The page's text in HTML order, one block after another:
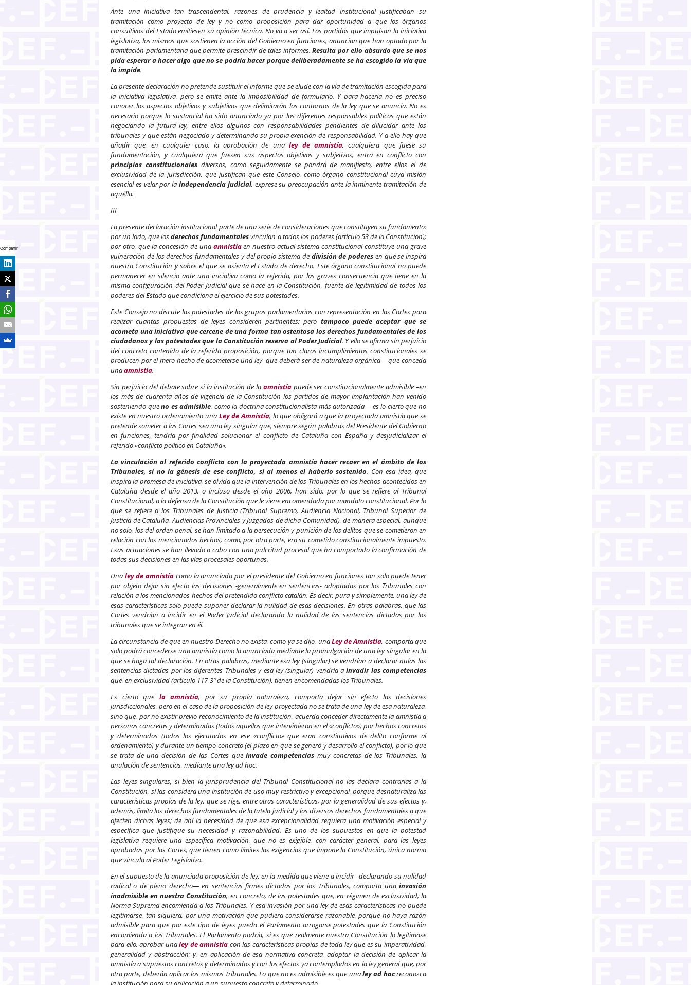
Ante una iniciativa tan trascendental, razones de prudencia y lealtad institucional justificaban su
tramitación como proyecto de ley y no como proposición para dar oportunidad a que los órganos
consultivos del Estado emitiesen su opinión técnica. No va a ser así. Los partidos que impulsan la iniciativa
legislativa, los mismos que sostienen la acción del Gobierno en funciones, anuncian que han optado por la
tramitación parlamentaria que permite prescindir de tales informes.Resulta por ello absurdo que se nos
pida esperar a hacer algo que no se podría hacer porque deliberadamente se ha escogido la vía que
lo impide.
La presente declaración no pretende sustituir el informe que se elude con la vía de tramitación escogida para
la iniciativa legislativa, pero se emite ante la imposibilidad de formularlo. Y para hacerla no es preciso
conocer los aspectos objetivos y subjetivos que delimitarán los contornos de la ley que se anuncia. No es
necesario porque lo sustancial ha sido anunciado ya por los diferentes responsables políticos que están
negociando la futura ley, entre ellos algunos con responsabilidades pendientes de dilucidar ante los
tribunales y que están negociado y determinando su propia exención de responsabilidad. Y a ello hay que
añadir que, en cualquier caso, la aprobación de una ley de amnistía, cualquiera que fuese su
fundamentación, y cualquiera que fuesen sus aspectos objetivos y subjetivos, entra en conflicto con
principios constitucionalesdiversos, como seguidamente se pondrá de manifiesto, entre ellos el de
exclusividad de la jurisdicción, que justifican que este Consejo, como órgano constitucional cuya misión
esencial es velar por la independencia judicial, exprese su preocupación ante la inminente tramitación de
aquélla.
III
La presente declaración institucional parte de una serie de consideraciones que constituyen su fundamento:
por un lado, que losderechos fundamentalesvinculan a todos los poderes (artículo 53 de la Constitución);
por otro, que la concesión de una amnistíaen nuestro actual sistema constitucional constituye una grave
vulneración de los derechos fundamentales y del propio sistema de división de poderes en que se inspira
nuestra Constitución y sobre el que se asienta el Estado de derecho. Este órgano constitucional no puede
permanecer en silencio ante una iniciativa como la referida, por las graves consecuencia que tiene en la
misma configuración del Poder Judicial que se hace en la Constitución, fuente de legitimidad de todos los
poderes del Estado que condiciona el ejercicio de sus potestades.
Este Consejo no discute las potestades de los grupos parlamentarios con representación en las Cortes para
realizar cuantas propuestas de leyes consideren pertinentes; pero tampoco puede aceptar que se
acometa una iniciativa que cercene de una forma tan ostentosa los derechos fundamentales de los
ciudadanos y las potestades que la Constitución reserva al Poder Judicial. Y ello se afirma sin perjuicio
del concreto contenido de la referida proposición, porque tan claros incumplimientos constitucionales se
producen por el mero hecho de acometerse una ley -que deberá ser de naturaleza orgánica— que conceda
unaamnistía.
Sin perjuicio del debate sobre si la institución de la amnistíapuede ser constitucionalmente admisible –en
los más de cuarenta años de vigencia de la Constitución los partidos de mayor implantación han venido
sosteniendo queno es admisible, como la doctrina constitucionalista más autorizada— es lo cierto que no
existe en nuestro ordenamiento una Ley de Amnistía, lo que obligará a que la proyectada amnistía que se
pretende someter a las Cortes sea una ley singular que, siempre según palabras del Presidente del Gobierno
en funciones, tendría por finalidad solucionar el conflicto de Cataluña con España y desjudicializar el
referido «conflicto político en Cataluña».
La vinculación al referido conflicto con la proyectada amnistía hacer recaer en el ámbito de los
Tribunales, si no la génesis de ese conflicto, si al menos el haberlo sostenido. Con esa idea, que
inspira la promesa de iniciativa, se olvida que la intervención de los Tribunales en los hechos acontecidos en
Cataluña desde el año 2013, o incluso desde el año 2006, han sido, por lo que se refiere al Tribunal
Constitucional, a la defensa de la Constitución que le viene encomendada por mandato constitucional. Por lo
que se refiere a los Tribunales de Justicia (Tribunal Supremo, Audiencia Nacional, Tribunal Superior de
Justicia de Cataluña, Audiencias Provinciales y Juzgados de dicha Comunidad), de manera especial, aunque
no solo, los del orden penal, se han limitado a la persecución y punición de los delitos que se cometieron en
relación con los mencionados hechos, como, por otra parte, era su cometido constitucionalmente impuesto.
Esas actuaciones se han llevado a cabo con una pulcritud procesal que ha comportado la confirmación de
todas sus decisiones en las vías procesales oportunas.
Una ley de amnistía como la anunciada por el presidente del Gobierno en funciones tan solo puede tener
por objeto dejar sin efecto las decisiones -generalmente en sentencias- adoptadas por los Tribunales con
relación a los mencionados hechos del pretendido conflicto catalán. Es decir, pura y simplemente, una ley de
esas características solo puede suponer declarar la nulidad de esas decisiones. En otras palabras, que las
Cortes vendrían a incidir en el Poder Judicial declarando la nulidad de las sentencias dictadas por los
tribunales que se integran en él.
La circunstancia de que en nuestro Derecho no exista, como ya se dijo, unaLey de Amnistía, comporta que
solo podrá concederse una amnistía como la anunciada mediante la promulgación de una ley singular en la
que se haga tal declaración. En otras palabras, mediante esa ley (singular) se vendrían a declarar nulas las
sentencias dictadas por los diferentes Tribunales y esa ley (singular) vendría ainvadir las competencias
que, en exclusividad (artículo 117-3º de la Constitución), tienen encomendadas los Tribunales.
Es cierto que la amnistía, por su propia naturaleza, comporta dejar sin efecto las decisiones
jurisdiccionales, pero en el caso de la proposición de ley proyectada no se trata de una ley de esa naturaleza,
sino que, por no existir previo reconocimiento de la institución, acuerda conceder directamente la amnistía a
personas concretas y determinadas (todos aquellos que intervinieron en el «conflicto») por hechos concretos
y determinados (todos los ejecutados en ese «conflicto» que eran constitutivos de delito conforme al
ordenamiento) y durante un tiempo concreto (el plazo en que se generó y desarrollo el conflicto), por lo que
se trata de una decisión de las Cortes queinvade competencias muy concretas de los Tribunales, la
anulación de sentencias, mediante una ley ad hoc.
Las leyes singulares, si bien la jurisprudencia del Tribunal Constitucional no las declara contrarias a la
Constitución, sí las considera una institución de uso muy restrictivo y excepcional, porque desnaturaliza las
características propias de la ley, que se rige, entre otras características, por la generalidad de sus efectos y,
además, limita los derechos fundamentales de la tutela judicial y los diversos derechos fundamentales a que
afecten dichas leyes; de ahí la necesidad de que esa excepcionalidad requiera una motivación especial y
específica que justifique su necesidad y razonabilidad. Es uno de los supuestos en que la potestad
legislativa requiere una específica motivación, que no es exigible, con carácter general, para las leyes
aprobadas por las Cortes, que tienen como límites las exigencias que impone la Constitución, única norma
que vincula al Poder Legislativo.
En el supuesto de la anunciada proposición de ley, en la medida que viene a incidir –declarando su nulidad
radical o de pleno derecho— en sentencias firmes dictadas por los Tribunales, comporta una invasión
inadmisible en nuestra Constitución, en concreto, de las potestades que, en régimen de exclusividad, la
Norma Suprema encomienda a los Tribunales. Y esa invasión por una ley de esas características no puede
legitimarse, tan siquiera, por una motivación que pudiera considerarse razonable, porque no haya razón
admisible para que por este tipo de leyes pueda el Parlamento arrogarse potestades que la Constitución
encomienda a los Tribunales. El Parlamento podría, si es que realmente nuestra Constitución lo legitimase
para ello, aprobar unaley de amnistía con las características propias de toda ley que es su imperatividad,
generalidad y abstracción; y, en aplicación de esa normativa concreta, adoptar la decisión de aplicar la
amnistía a supuestos concretos y determinados y con los efectos ya contemplados en la ley general que, por
otra parte, deberán aplicar los mismos Tribunales. Lo que no es admisible es que unaley ad hocreconozca
Compartir